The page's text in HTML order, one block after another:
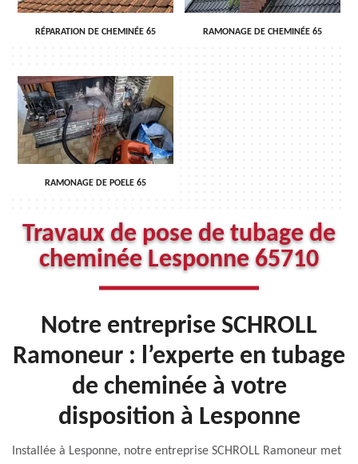
RÉPARATION DE CHEMINÉE 65 RAMONAGE DE CHEMINÉE 65
RAMONAGE DE POELE 65
Travaux de pose de tubage de
cheminée Lesponne 65710
Notre entreprise SCHROLL
Ramoneur : l’experte en tubage
de cheminée à votre
disposition à Lesponne
Installée à Lesponne, notre entreprise SCHROLL Ramoneur met